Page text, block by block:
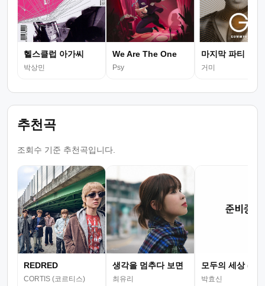
헬스클럽 아가씨
박상민
We Are The One
Psy
마지막 파티
거미
추천곡
조회수 기준 추천곡입니다.
REDRED
CORTIS (코르티스)
생각을 멈추다 보면
최유리
모두의 세상 (뮤
박효신